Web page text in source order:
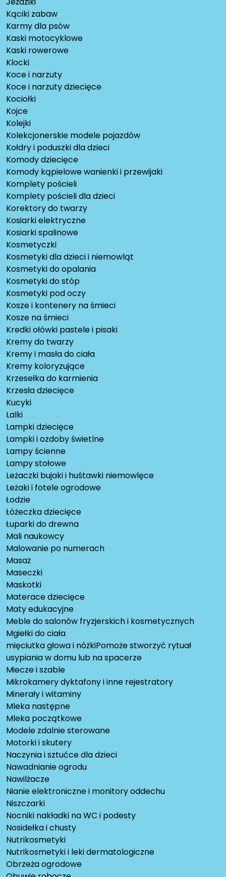
Kąciki zabaw
Karmy dla psów
Kaski motocyklowe
Kaski rowerowe
Klocki
Koce i narzuty
Koce i narzuty dziecięce
Kociołki
Kojce
Kolejki
Kolekcjonerskie modele pojazdów
Kołdry i poduszki dla dzieci
Komody dziecięce
Komody kąpielowe wanienki i przewijaki
Komplety pościeli
Komplety pościeli dla dzieci
Korektory do twarzy
Kosiarki elektryczne
Kosiarki spalinowe
Kosmetyczki
Kosmetyki dla dzieci i niemowląt
Kosmetyki do opalania
Kosmetyki do stóp
Kosmetyki pod oczy
Kosze i kontenery na śmieci
Kosze na śmieci
Kredki ołówki pastele i pisaki
Kremy do twarzy
Kremy i masła do ciała
Kremy koloryzujące
Krzesełka do karmienia
Krzesła dziecięce
Kucyki
Lalki
Lampki dziecięce
Lampki i ozdoby świetlne
Lampy ścienne
Lampy stołowe
Leżaczki bujaki i huśtawki niemowlęce
Leżaki i fotele ogrodowe
Łodzie
Łóżeczka dziecięce
Łuparki do drewna
Mali naukowcy
Malowanie po numerach
Masaż
Maseczki
Maskotki
Materace dziecięce
Maty edukacyjne
Meble do salonów fryzjerskich i kosmetycznych
Mgiełki do ciała
mięciutka głowa i nóżkiPomoże stworzyć rytuał
usypiania w domu lub na spacerze
Miecze i szable
Mikrokamery dyktafony i inne rejestratory
Minerały i witaminy
Mleka następne
Mleka początkowe
Modele zdalnie sterowane
Motorki i skutery
Naczynia i sztućce dla dzieci
Nawadnianie ogrodu
Nawilżacze
Nianie elektroniczne i monitory oddechu
Niszczarki
Nocniki nakładki na WC i podesty
Nosidełka i chusty
Nutrikosmetyki
Nutrikosmetyki i leki dermatologiczne
Obrzeża ogrodowe